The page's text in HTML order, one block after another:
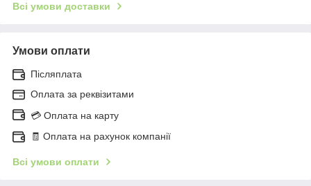
Всі умови доставки
Умови оплати
Післяплата
Оплата за реквізитами
💳 Оплата на карту
🧾 Оплата на рахунок компанії
Всі умови оплати